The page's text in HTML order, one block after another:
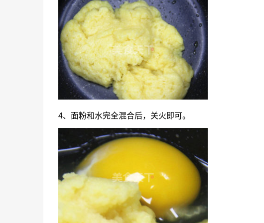
4、面粉和水完全混合后，关火即可。